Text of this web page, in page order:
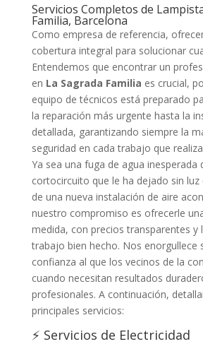
Servicios Completos de
Familia, Barcelona
Como empresa de referencia,
cobertura integral para solucionar
Entendemos que encontrar un
en La Sagrada Familia es crucial,
equipo de técnicos está preparado
la reparación más urgente hasta la
detallada, garantizando siempre la
seguridad en cada trabajo que
Ya sea una fuga de agua inesperada
cortocircuito que le ha dejado sin luz
de una nueva instalación de aire
nuestro compromiso es ofrecerle
medida, con precios transparentes y
trabajo bien hecho. Nos enorgullece
confianza al que los vecinos de la
cuando necesitan resultados
profesionales. A continuación,
principales servicios:
⚡ Servicios de Electricidad